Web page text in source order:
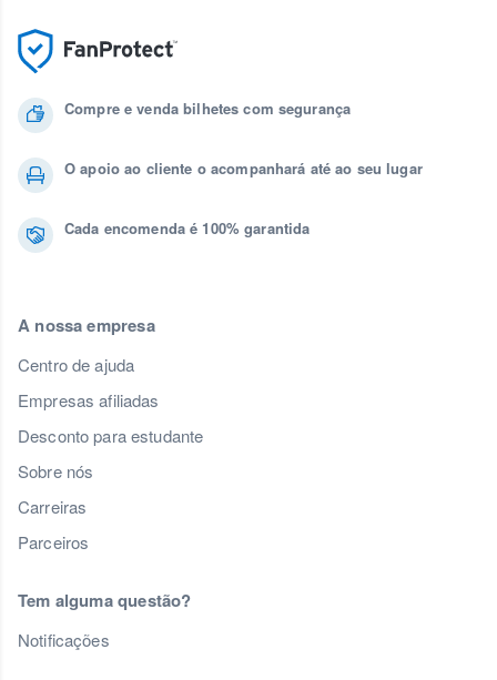
Compre e venda bilhetes com segurança
O apoio ao cliente o acompanhará até ao seu lugar
Cada encomenda é 100% garantida
A nossa empresa
Centro de ajuda
Empresas afiliadas
Desconto para estudante
Sobre nós
Carreiras
Parceiros
Tem alguma questão?
Notificações